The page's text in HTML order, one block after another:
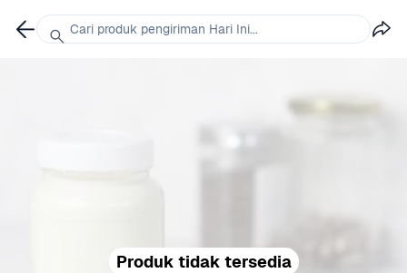
Produk tidak tersedia
Cari produk pengiriman Hari Ini...